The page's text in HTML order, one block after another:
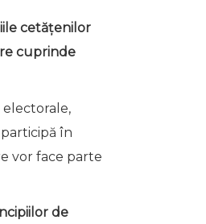
cetățenilor
cuprinde
electorale,
în
vor face parte
de